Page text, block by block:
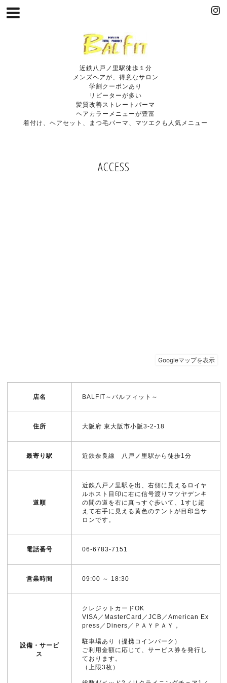
近鉄八戸ノ里駅徒歩１分
メンズヘアが、得意なサロン
学割クーポンあり
リピーターが多い
髪質改善ストレートパーマ
ヘアカラーメニューが豊富
着付け、ヘアセット、まつ毛パーマ、マツエクも人気メニュー
ACCESS
店名 BALFIT～バルフィット～
住所 大阪府 東大阪市小阪3-2-18
最寄り駅 近鉄奈良線 八戸ノ里駅から徒歩1分
道順
近鉄八戸ノ里駅を出、右側に見えるロイヤ
ルホスト目印に右に信号渡りマツヤデンキ
の間の道を右に真っすぐ歩いて、1すじ超
えて右手に見える黄色のテントが目印当サ
ロンです。
電話番号 06-6783-7151
営業時間 09:00 ～ 18:30
設備・サービ
ス
クレジットカードOK
VISA／MasterCard／JCB／American Ex
press／Diners／ＰＡＹＰＡＹ，
駐車場あり（提携コインパーク）
ご利用金額に応じて、サービス券を発行し
ております。
（上限3枚）